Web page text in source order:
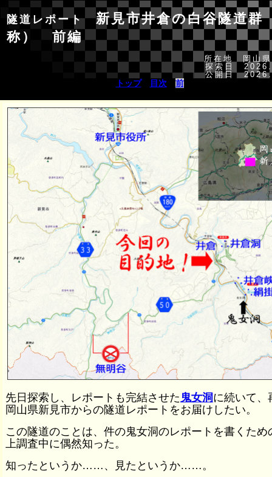
隧道レポート新見市井倉の白谷隧道群
称） 前編
所在地 岡山県
探索日
公開日
トップ＞ 目次 前/
先日探索し、レポートも完結させた 鬼女洞に続いて、
岡山県新見市からの隧道レポートをお届けしたい。
この隧道のことは、件の鬼女洞のレポートを書くため
上調査中に偶然知った。
知ったというか……、見たというか……。